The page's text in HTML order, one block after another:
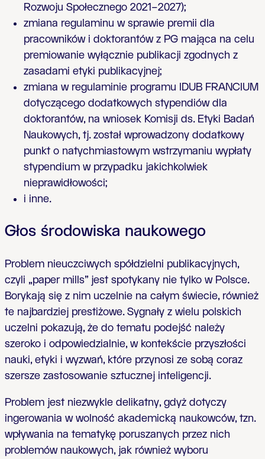
Rozwoju Społecznego 2021–2027);
zmiana regulaminu w sprawie premii dla
pracowników i doktorantów z PG mająca na celu
premiowanie wyłącznie publikacji zgodnych z
zasadami etyki publikacyjnej;
zmiana w regulaminie programu IDUB FRANCIUM
dotyczącego dodatkowych stypendiów dla
doktorantów, na wniosek Komisji ds. Etyki Badań
Naukowych, tj. został wprowadzony dodatkowy
punkt o natychmiastowym wstrzymaniu wypłaty
stypendium w przypadku jakichkolwiek
nieprawidłowości;
i inne.
Głos środowiska naukowego
Problem nieuczciwych spółdzielni publikacyjnych,
czyli „paper mills” jest spotykany nie tylko w Polsce.
Borykają się z nim uczelnie na całym świecie, również
te najbardziej prestiżowe. Sygnały z wielu polskich
uczelni pokazują, że do tematu podejść należy
szeroko i odpowiedzialnie, w kontekście przyszłości
nauki, etyki i wyzwań, które przynosi ze sobą coraz
szersze zastosowanie sztucznej inteligencji.
Problem jest niezwykle delikatny, gdyż dotyczy
ingerowania w wolność akademicką naukowców, tzn.
wpływania na tematykę poruszanych przez nich
problemów naukowych, jak również wyboru